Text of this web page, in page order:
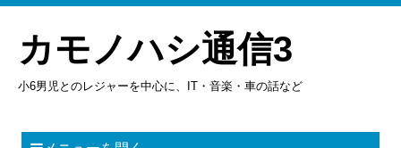
カモノハシ通信3
小6男児とのレジャーを中心に、IT・音楽・車の話など